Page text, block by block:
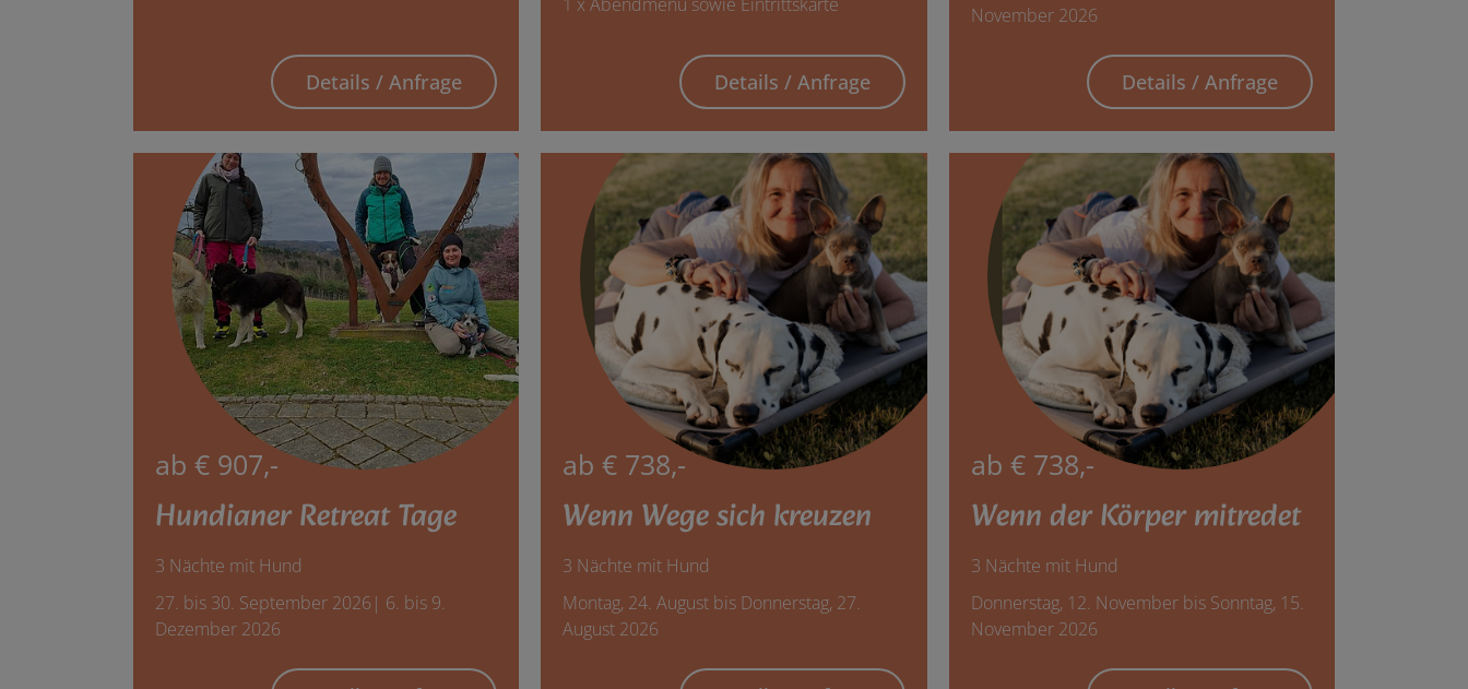
Details / Anfrage Details / Anfrage
November 2026
Details / Anfrage
ab € 907,-
Hundianer Retreat Tage
3 Nächte mit Hund
27. bis 30. September 2026| 6. bis 9.
Dezember 2026
ab € 738,-
Wenn Wege sich kreuzen
3 Nächte mit Hund
Montag, 24. August bis Donnerstag, 27.
August 2026
ab € 738,-
Wenn der Körper mitredet
3 Nächte mit Hund
Donnerstag, 12. November bis Sonntag, 15.
November 2026